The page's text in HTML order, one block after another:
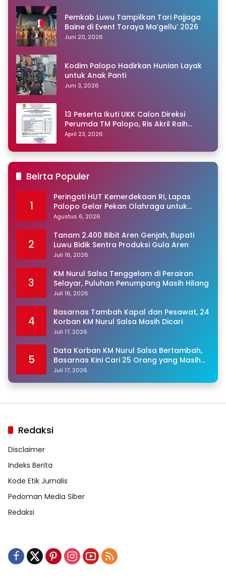
Pemkab Luwu Tampilkan Tari Pajjaga
Baine di Event Toraya Ma’gellu’ 2026
Juni 20, 2026
Kodim Palopo Hadirkan Hunian Layak
untuk Anak Panti
Juni 3, 2026
13 Peserta Ikuti UKK Calon Direksi
Perumda TM Palopo, Ris Akril Raih
Peringkat Pertama
April 23, 2026
Beirta Populer
1
Peringati HUT Kemerdekaan RI, Lapas
Palopo Gelar Pekan Olahraga untuk
Warga Binaan
Agustus 6, 2026
2
Tanam 2.400 Bibit Aren Genjah, Bupati
Luwu Bidik Sentra Produksi Gula Aren
Juli 16, 2026
3
KM Nurul Salsa Tenggelam di Perairan
Selayar, Puluhan Penumpang Masih Hilang
Juli 16, 2026
4
Basarnas Tambah Kapal dan Pesawat, 24
Korban KM Nurul Salsa Masih Dicari
Juli 17, 2026
5
Data Korban KM Nurul Salsa Bertambah,
Basarnas Kini Cari 25 Orang yang Masih
Hilang
Juli 17, 2026
Redaksi
Disclaimer
Indeks Berita
Kode Etik Jurnalis
Pedoman Media Siber
Redaksi